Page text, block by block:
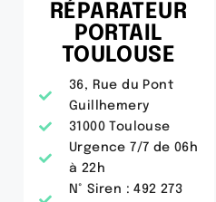
RÉPARATEUR
PORTAIL
TOULOUSE
36, Rue du Pont
Guillhemery
31000 Toulouse
Urgence 7/7 de 06h
à 22h
N° Siren : 492 273